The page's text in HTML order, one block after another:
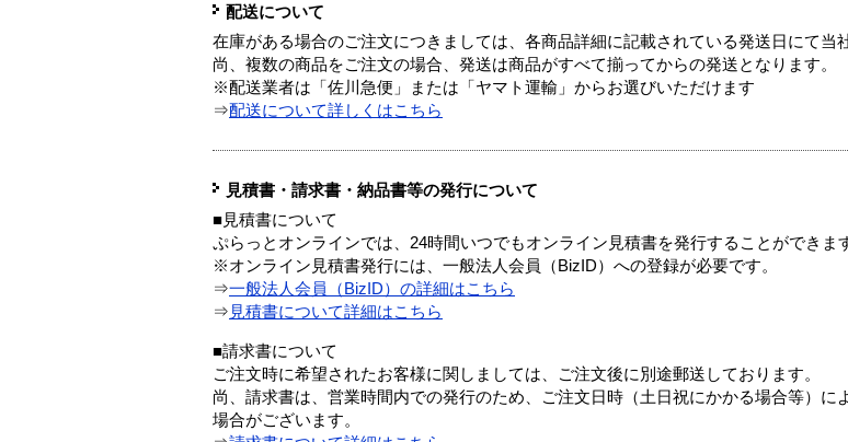
配送について
在庫がある場合のご注文につきましては、各商品詳細に記載されている発送日にて当
尚、複数の商品をご注文の場合、発送は商品がすべて揃ってからの発送となります。
※配送業者は「佐川急便」または「ヤマト運輸」からお選びいただけます
⇒配送について詳しくはこちら
見積書・請求書・納品書等の発行について
■見積書について
ぷらっとオンラインでは、24時間いつでもオンライン見積書を発行することができま
※オンライン見積書発行には、一般法人会員（BizID）への登録が必要です。
⇒一般法人会員（BizID）の詳細はこちら
⇒ 見積書について詳細はこちら
■請求書について
ご注文時に希望されたお客様に関しましては、ご注文後に別途郵送しております。
尚、請求書は、営業時間内での発行のため、ご注文日時（土日祝にかかる場合等）に
場合がございます。